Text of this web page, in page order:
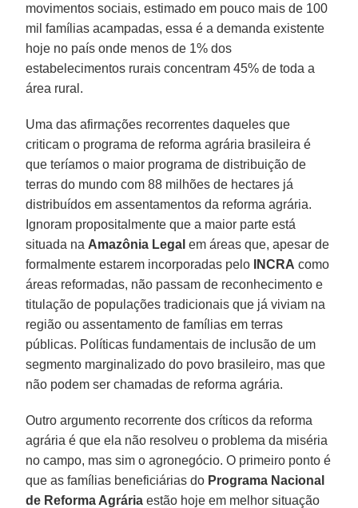
movimentos sociais, estimado em pouco mais de 100
mil famílias acampadas, essa é a demanda existente
hoje no país onde menos de 1% dos
estabelecimentos rurais concentram 45% de toda a
área rural.
Uma das afirmações recorrentes daqueles que
criticam o programa de reforma agrária brasileira é
que teríamos o maior programa de distribuição de
terras do mundo com 88 milhões de hectares já
distribuídos em assentamentos da reforma agrária.
Ignoram propositalmente que a maior parte está
situada na Amazônia Legal em áreas que, apesar de
formalmente estarem incorporadas pelo
INCRA como
áreas reformadas, não passam de reconhecimento e
titulação de populações tradicionais que já viviam na
região ou assentamento de famílias em terras
públicas. Políticas fundamentais de inclusão de um
segmento marginalizado do povo brasileiro, mas que
não podem ser chamadas de reforma agrária.
Outro argumento recorrente dos críticos da reforma
agrária é que ela não resolveu o problema da miséria
no campo, mas sim o agronegócio. O primeiro ponto é
que as famílias beneficiárias do Programa Nacional
de Reforma Agrária estão hoje em melhor situação